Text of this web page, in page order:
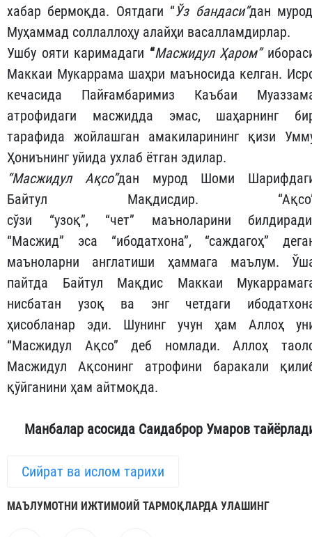
хабар бермоқда. Оятдаги “Ўз бандаси”дан
Муҳаммад соллаллоҳу алайҳи васалламдирлар.
Ушбу ояти каримадаги “Масжидул Ҳаром”
Маккаи Мукаррама шаҳри маъносида келган.
кечасида Пайғамбаримиз Каъбаи
атрофидаги масжидда эмас, шаҳарнинг
тарафида жойлашган амакиларининг қизи
Ҳониънинг уйида ухлаб ётган эдилар.
“Масжидул Ақсо”дан мурод Шоми
Байтул Мақдисдир.
сўзи “узоқ”, “чет” маъноларини
“Масжид” эса “ибодатхона”, “саждагоҳ”
маъноларни англатиши ҳаммага маълум.
пайтда Байтул Мақдис Маккаи
нисбатан узоқ ва энг четдаги
ҳисобланар эди. Шунинг учун ҳам Аллоҳ
“Масжидул Ақсо” деб номлади. Аллоҳ
Масжидул Ақсонинг атрофини баракали
қўйганини ҳам айтмоқда.
Манбалар асосида Саидаброр Умаров
Сийрат ва ислом тарихи
МАЪЛУМОТНИ ИЖТИМОИЙ ТАРМОҚЛАРДА УЛАШИНГ